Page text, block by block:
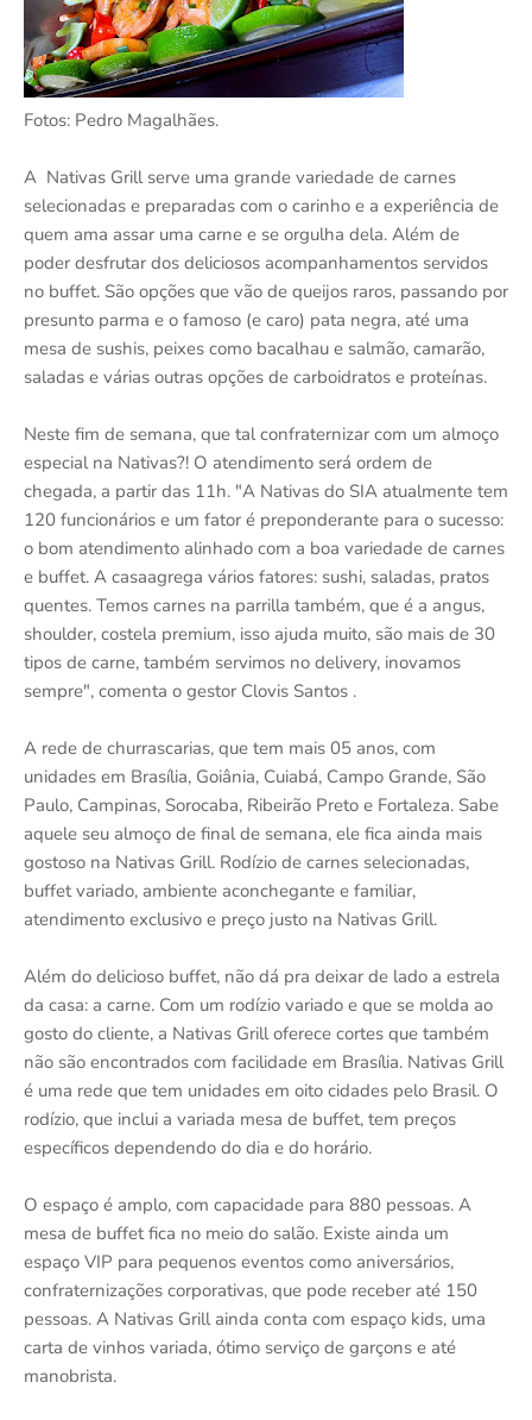
Fotos: Pedro Magalhães.
A Nativas Grill serve uma grande variedade de carnes
selecionadas e preparadas com o carinho e a experiência de
quem ama assar uma carne e se orgulha dela. Além de
poder desfrutar dos deliciosos acompanhamentos servidos
no buffet. São opções que vão de queijos raros, passando por
presunto parma e o famoso (e caro) pata negra, até uma
mesa de sushis, peixes como bacalhau e salmão, camarão,
saladas e várias outras opções de carboidratos e proteínas.
Neste fim de semana, que tal confraternizar com um almoço
especial na Nativas?! O atendimento será ordem de
chegada, a partir das 11h. "A Nativas do SIA atualmente tem
120 funcionários e um fator é preponderante para o sucesso:
o bom atendimento alinhado com a boa variedade de carnes
e buffet. A casaagrega vários fatores: sushi, saladas, pratos
quentes. Temos carnes na parrilla também, que é a angus,
shoulder, costela premium, isso ajuda muito, são mais de 30
tipos de carne, também servimos no delivery, inovamos
sempre", comenta o gestor Clovis Santos .
A rede de churrascarias, que tem mais 05 anos, com
unidades em Brasília, Goiânia, Cuiabá, Campo Grande, São
Paulo, Campinas, Sorocaba, Ribeirão Preto e Fortaleza. Sabe
aquele seu almoço de final de semana, ele fica ainda mais
gostoso na Nativas Grill. Rodízio de carnes selecionadas,
buffet variado, ambiente aconchegante e familiar,
atendimento exclusivo e preço justo na Nativas Grill.
Além do delicioso buffet, não dá pra deixar de lado a estrela
da casa: a carne. Com um rodízio variado e que se molda ao
gosto do cliente, a Nativas Grill oferece cortes que também
não são encontrados com facilidade em Brasília. Nativas Grill
é uma rede que tem unidades em oito cidades pelo Brasil. O
rodízio, que inclui a variada mesa de buffet, tem preços
específicos dependendo do dia e do horário.
O espaço é amplo, com capacidade para 880 pessoas. A
mesa de buffet fica no meio do salão. Existe ainda um
espaço VIP para pequenos eventos como aniversários,
confraternizações corporativas, que pode receber até 150
pessoas. A Nativas Grill ainda conta com espaço kids, uma
carta de vinhos variada, ótimo serviço de garçons e até
manobrista.